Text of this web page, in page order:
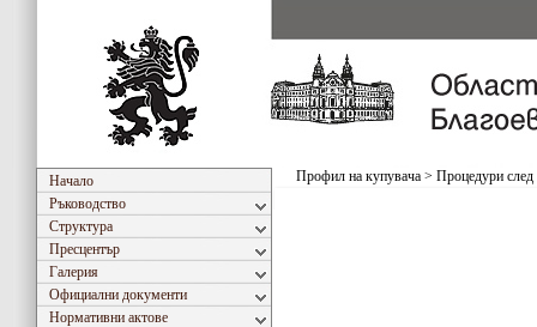
Начало
Ръководство
Структура
Пресцентър
Галерия
Официални документи
Нормативни актове
Профил на купувача > Процедури след